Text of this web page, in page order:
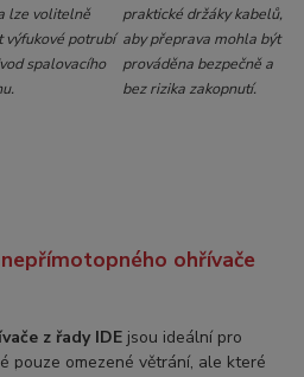
lze volitelně
výfukové potrubí
spalovacího
praktické držáky kabelů,
aby přeprava mohla být
prováděna bezpečně a
bez rizika zakopnutí.
ohřívače
z řady IDE jsou ideální pro
pouze omezené větrání, ale které